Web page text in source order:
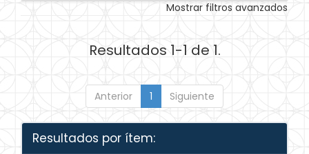
Mostrar filtros avanzados
Resultados 1-1 de 1.
Anterior 1 Siguiente
Resultados por ítem: